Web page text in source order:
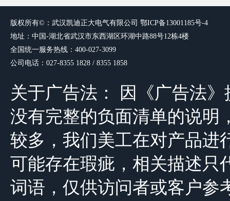
版权所有©：武汉凯迪正大电气有限公司 鄂ICP备13001185号-4
地址：中国-湖北省武汉市东西湖区环湖中路88号12栋4楼
全国统一服务热线：400-027-3099
公司电话：027-8355 1828 / 8355 1858
关于广告法： 因《广告法
没有完整的负面清单的说明
较多，我们美工在对产品进
可能存在瑕疵，相关描述只
词语，仅供访问者或客户参